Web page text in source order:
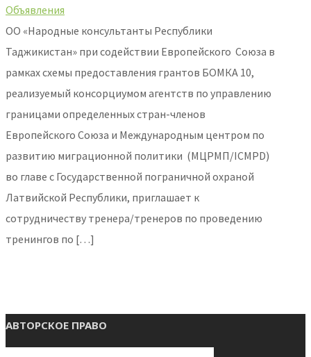
Объявления
ОО «Народные консультанты Республики
Таджикистан» при содействии Европейского Союза в
рамках схемы предоставления грантов БОМКА 10,
реализуемый консорциумом агентств по управлению
границами определенных стран-членов
Европейского Союза и Международным центром по
развитию миграционной политики (МЦРМП/ICMPD)
во главе с Государственной пограничной охраной
Латвийской Республики, приглашает к
сотрудничеству тренера/тренеров по проведению
тренингов по […]
АВТОРСКОЕ ПРАВО